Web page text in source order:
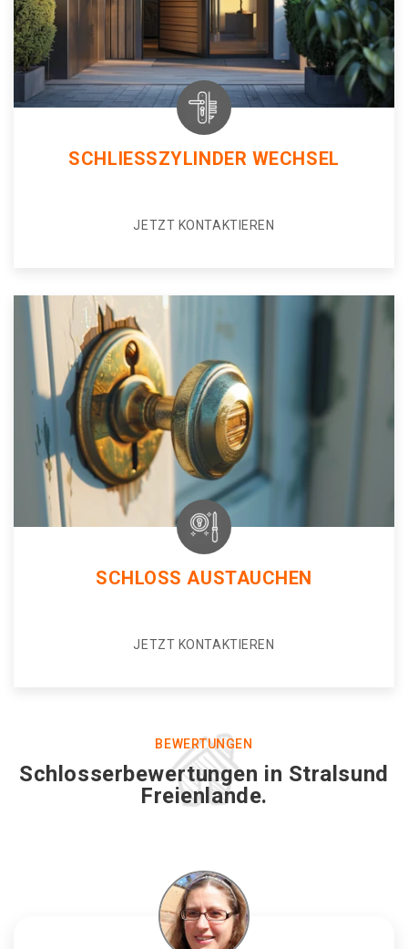
SCHLIESSZYLINDER WECHSEL
JETZT KONTAKTIEREN
SCHLOSS AUSTAUCHEN
JETZT KONTAKTIEREN
BEWERTUNGEN
Schlosserbewertungen in Stralsund
Freienlande.